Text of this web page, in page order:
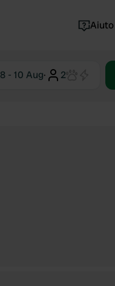
Portogallo
Aiuto
8 - 10 Aug· 2